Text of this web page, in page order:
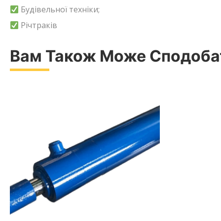
Будівельної техніки;
Річтраків
Вам Також Може